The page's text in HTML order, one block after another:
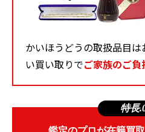
かいほうどうの取扱品目
い買い取りでご家族のご
特長